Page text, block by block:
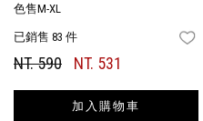
色售M-XL
已銷售 83 件
NT. 590 NT. 531
加入購物車